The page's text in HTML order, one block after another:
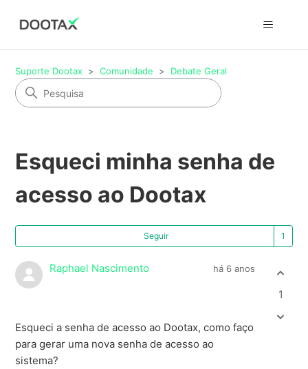
Suporte Dootax Comunidade Debate Geral
Esqueci minha senha de
acesso ao Dootax
Seguir
Raphael Nascimento há 6 anos
Esqueci a senha de acesso ao Dootax, como faço
para gerar uma nova senha de acesso ao
sistema?
1